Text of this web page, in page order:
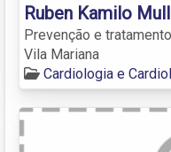
Ruben Kamilo
Prevenção e
Vila Mariana
Cardiologia e